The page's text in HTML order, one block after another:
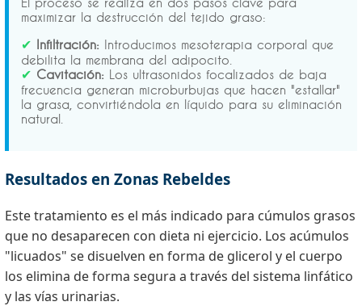
maximizar la destrucción del tejido graso:
✔ Infiltración: Introducimos mesoterapia corporal que
debilita la membrana del adipocito.
✔ Cavitación: Los ultrasonidos focalizados de baja
frecuencia generan microburbujas que hacen "estallar"
la grasa, convirtiéndola en líquido para su eliminación
natural.
Resultados en Zonas Rebeldes
Este tratamiento es el más indicado para cúmulos grasos
que no desaparecen con dieta ni ejercicio. Los acúmulos
"licuados" se disuelven en forma de glicerol y el cuerpo
los elimina de forma segura a través del sistema linfático
y las vías urinarias.